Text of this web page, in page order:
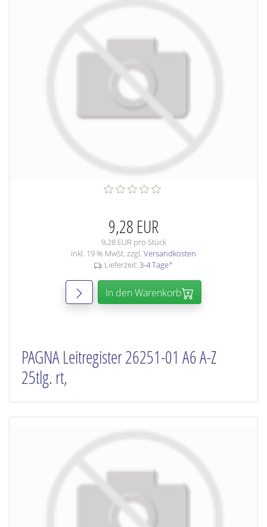
9,28 EUR
9,28 EUR pro Stück
inkl. 19 % MwSt. zzgl. Versandkosten
Lieferzeit: 3-4 Tage*
In den Warenkorb
PAGNA Leitregister 26251-01 A6 A-Z
25tlg. rt,